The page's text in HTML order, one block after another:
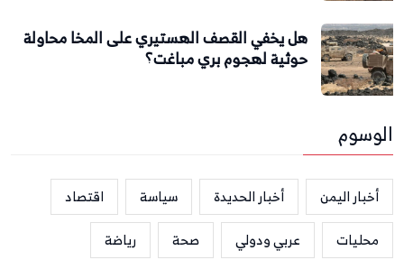
هل يخفي القصف الهستيري على المخا محاولة
حوثية لهجوم بري مباغت؟
الوسوم
أخبار اليمن أخبار الحديدة سياسة
اقتصاد
محليات
عربي ودولي صحة
رياضة